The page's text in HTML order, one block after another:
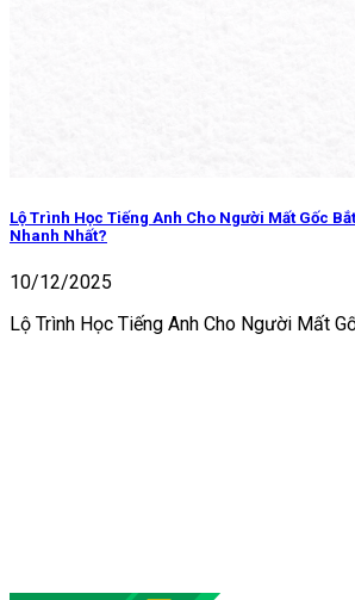
Lộ Trình Học Tiếng Anh Cho Người Mất Gốc
Nhanh Nhất?
10/12/2025
Lộ Trình Học Tiếng Anh Cho Người Mất